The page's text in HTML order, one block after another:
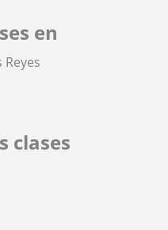
en
Reyes
clases